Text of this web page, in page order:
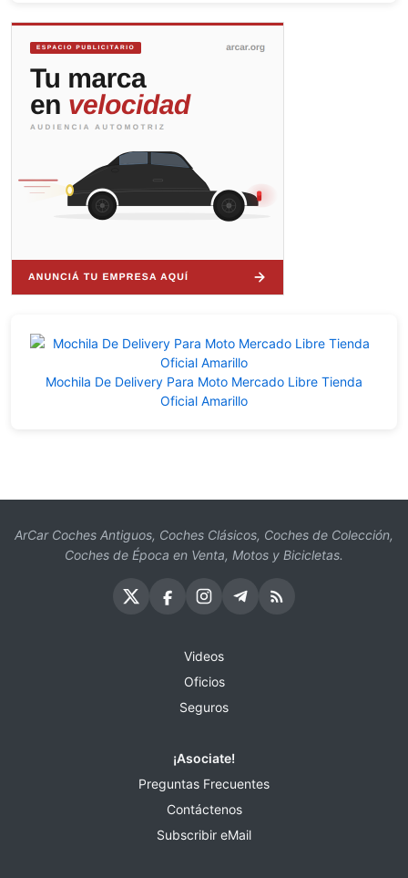
Mochila De Delivery Para Moto Mercado Libre Tienda
Oficial Amarillo
ArCar Coches Antiguos, Coches Clásicos, Coches de Colección,
Coches de Época en Venta, Motos y Bicicletas.
Videos
Oficios
Seguros
¡Asociate!
Preguntas Frecuentes
Contáctenos
Subscribir eMail